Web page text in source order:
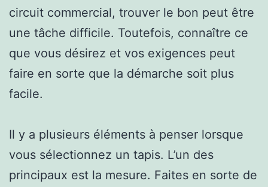
circuit commercial, trouver le bon peut être
une tâche difficile. Toutefois, connaître ce
que vous désirez et vos exigences peut
faire en sorte que la démarche soit plus
facile.
Il y a plusieurs éléments à penser lorsque
vous sélectionnez un tapis. L’un des
principaux est la mesure. Faites en sorte de